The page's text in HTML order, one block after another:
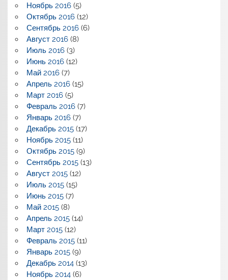
Ноябрь 2016(5)
Октябрь 2016(12)
Сентябрь 2016(6)
Август 2016(8)
Июль 2016(3)
Июнь 2016(12)
Май 2016(7)
Апрель 2016(15)
Март 2016(5)
Февраль 2016(7)
Январь 2016(7)
Декабрь 2015(17)
Ноябрь 2015(11)
Октябрь 2015(9)
Сентябрь 2015(13)
Август 2015(12)
Июль 2015(15)
Июнь 2015(7)
Май 2015(8)
Апрель 2015(14)
Март 2015(12)
Февраль 2015(11)
Январь 2015(9)
Декабрь 2014(13)
Ноябрь 2014(6)